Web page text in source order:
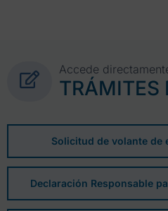
Accede
TRÁMITES
Solicitud de volante de
Declaración Responsable